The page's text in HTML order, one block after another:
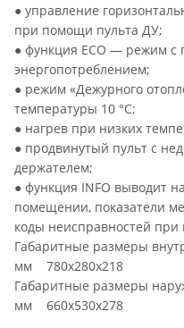
● управление
при помощи пульта ДУ;
● функция ECO — режим
энергопотреблением;
● режим «Дежурного
температуры 10 °C;
● нагрев при низких
● продвинутый пульт с
держателем;
● функция INFO выводит
помещении, показатели
коды неисправностей при
Габаритные размеры
мм 780x280x218
Габаритные размеры
мм 660x530x278